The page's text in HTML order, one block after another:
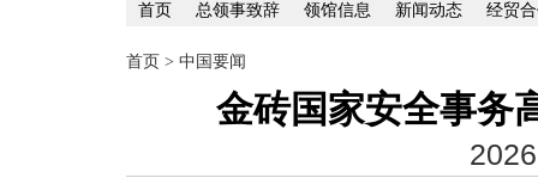
首页 总领事致辞 领馆信息 新闻动态 经贸
首页 > 中国要闻
金砖国家安全事务